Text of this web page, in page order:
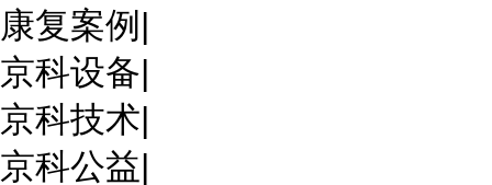
康复案例 |
京科设备|
京科技术|
京科公益|